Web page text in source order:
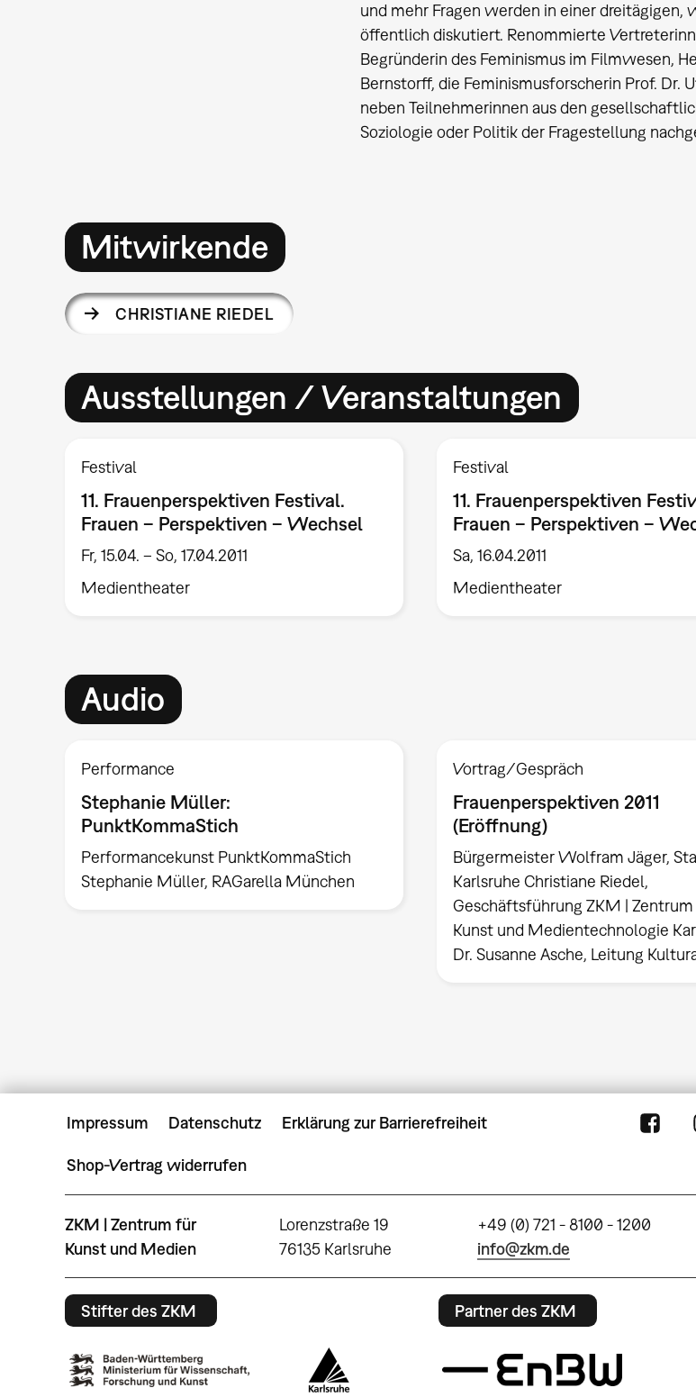
und mehr Fragen werden in einer
öffentlich diskutiert. Renom­­­­­­­­mier­te
Begrün­­­­­­­­de­rin des Feminismus im Filmwesen,
Bernstorff, die Feminis­mus­­­­­­­­for­­­­­­­­sche­rin Prof. Dr.
neben Teilneh­­­­­­­­me­rin­­­­­­­­nen aus den
Soziologie oder Politik der Frage­s­tel­­­­­­­­lung
Mitwirkende
CHRISTIANE RIEDEL
Ausstellungen / Veranstaltungen
Festival
11. Frauenperspektiven Festival.
Frauen – Perspektiven – Wechsel
Fr, 15.04. – So, 17.04.2011
Medientheater
Festival
11. Frauenperspektiven
Frauen – Perspektiven –
Sa, 16.04.2011
Medientheater
Audio
Performance
Stephanie Müller:
PunktKommaStich
Performancekunst PunktKommaStich
Stephanie Müller, RAGarella München
Vortrag/Gespräch
Frauenperspektiven 2011
(Eröffnung)
Bürgermeister Wolfram Jäger,
Karlsruhe Christiane Riedel,
Geschäftsführung ZKM |
Kunst und Medientechnologie
Dr. Susanne Asche, Leitung
Impressum Datenschutz Erklärung zur Barrierefreiheit
Shop-Vertrag widerrufen
ZKM | Zentrum für
Kunst und Medien
Lorenzstraße 19
76135 Karlsruhe
+49 (0) 721 - 8100 - 1200
info@zkm.de
Stifter des ZKM Partner des ZKM